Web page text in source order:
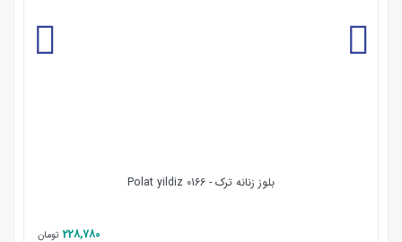
بلوز زنانه ترک - Polat yildiz 0166
228,780 تومان